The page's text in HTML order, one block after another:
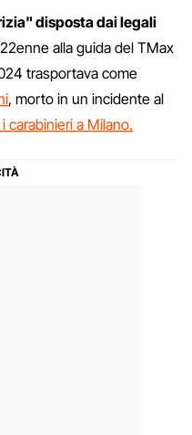
disposta dai legali
alla guida del TMax
trasportava come
, morto in un incidente al
carabinieri a Milano.